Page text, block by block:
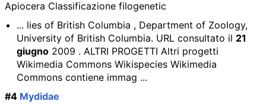
Apiocera Classificazione filogenetic
... lies of British Columbia , Department of Zoology,
University of British Columbia. URL consultato il 21
giugno 2009 . ALTRI PROGETTI Altri progetti
Wikimedia Commons Wikispecies Wikimedia
Commons contiene immag ...
#4 Mydidae